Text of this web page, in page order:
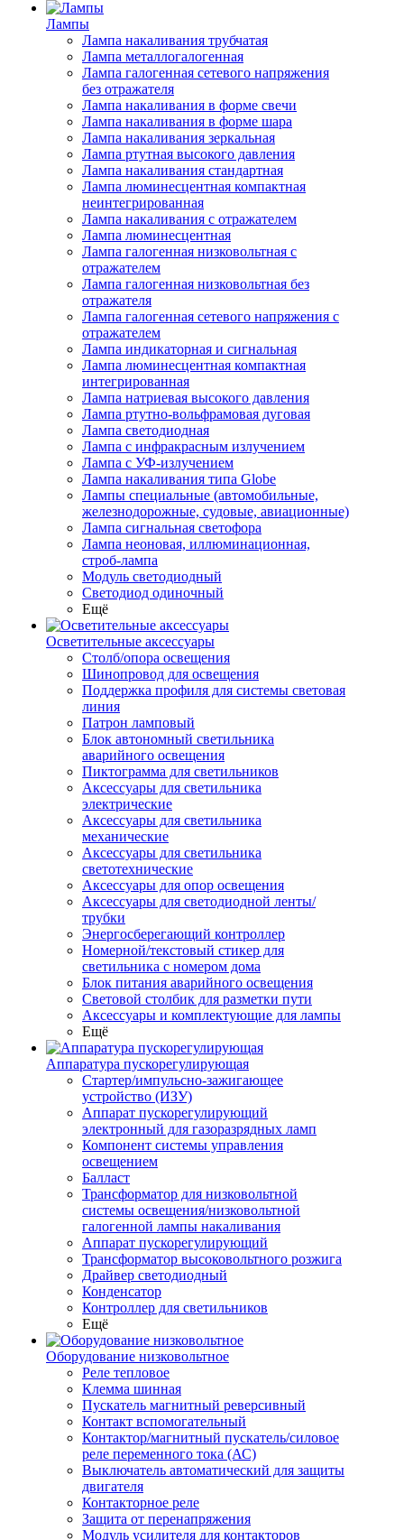
Лампы
Лампа накаливания трубчатая
Лампа металлогалогенная
Лампа галогенная сетевого напряжения
без отражателя
Лампа накаливания в форме свечи
Лампа накаливания в форме шара
Лампа накаливания зеркальная
Лампа ртутная высокого давления
Лампа накаливания стандартная
Лампа люминесцентная компактная
неинтегрированная
Лампа накаливания с отражателем
Лампа люминесцентная
Лампа галогенная низковольтная с
отражателем
Лампа галогенная низковольтная без
отражателя
Лампа галогенная сетевого напряжения с
отражателем
Лампа индикаторная и сигнальная
Лампа люминесцентная компактная
интегрированная
Лампа натриевая высокого давления
Лампа ртутно-вольфрамовая дуговая
Лампа светодиодная
Лампа с инфракрасным излучением
Лампа с УФ-излучением
Лампа накаливания типа Globe
Лампы специальные (автомобильные,
железнодорожные, судовые, авиационные)
Лампа сигнальная светофора
Лампа неоновая, иллюминационная,
строб-лампа
Модуль светодиодный
Светодиод одиночный
Ещё
Осветительные аксессуары
Столб/опора освещения
Шинопровод для освещения
Поддержка профиля для системы световая
линия
Патрон ламповый
Блок автономный светильника
аварийного освещения
Пиктограмма для светильников
Аксессуары для светильника
электрические
Аксессуары для светильника
механические
Аксессуары для светильника
светотехнические
Аксессуары для опор освещения
Аксессуары для светодиодной ленты/
трубки
Энергосберегающий контроллер
Номерной/текстовый стикер для
светильника с номером дома
Блок питания аварийного освещения
Световой столбик для разметки пути
Аксессуары и комплектующие для лампы
Ещё
Аппаратура пускорегулирующая
Стартер/импульсно-зажигающее
устройство (ИЗУ)
Аппарат пускорегулирующий
электронный для газоразрядных ламп
Компонент системы управления
освещением
Балласт
Трансформатор для низковольтной
системы освещения/низковольтной
галогенной лампы накаливания
Аппарат пускорегулирующий
Трансформатор высоковольтного розжига
Драйвер светодиодный
Конденсатор
Контроллер для светильников
Ещё
Оборудование низковольтное
Реле тепловое
Клемма шинная
Пускатель магнитный реверсивный
Контакт вспомогательный
Контактор/магнитный пускатель/силовое
реле переменного тока (АС)
Выключатель автоматический для защиты
двигателя
Контакторное реле
Защита от перенапряжения
Модуль усилителя для контакторов